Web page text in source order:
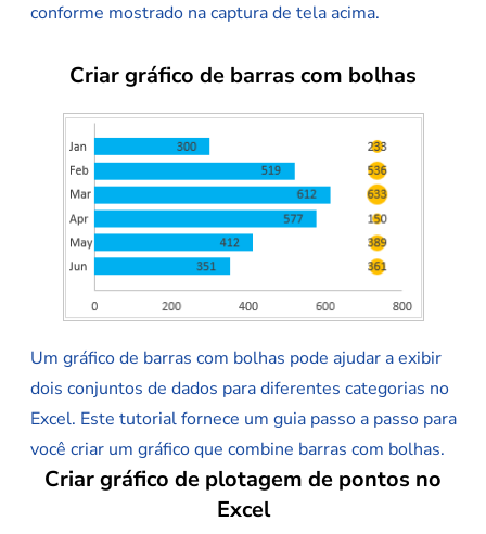
conforme mostrado na captura de tela acima.
Criar gráfico de barras com bolhas
Um gráfico de barras com bolhas pode ajudar a exibir
dois conjuntos de dados para diferentes categorias no
Excel. Este tutorial fornece um guia passo a passo para
você criar um gráfico que combine barras com bolhas.
Criar gráfico de plotagem de pontos no
Excel